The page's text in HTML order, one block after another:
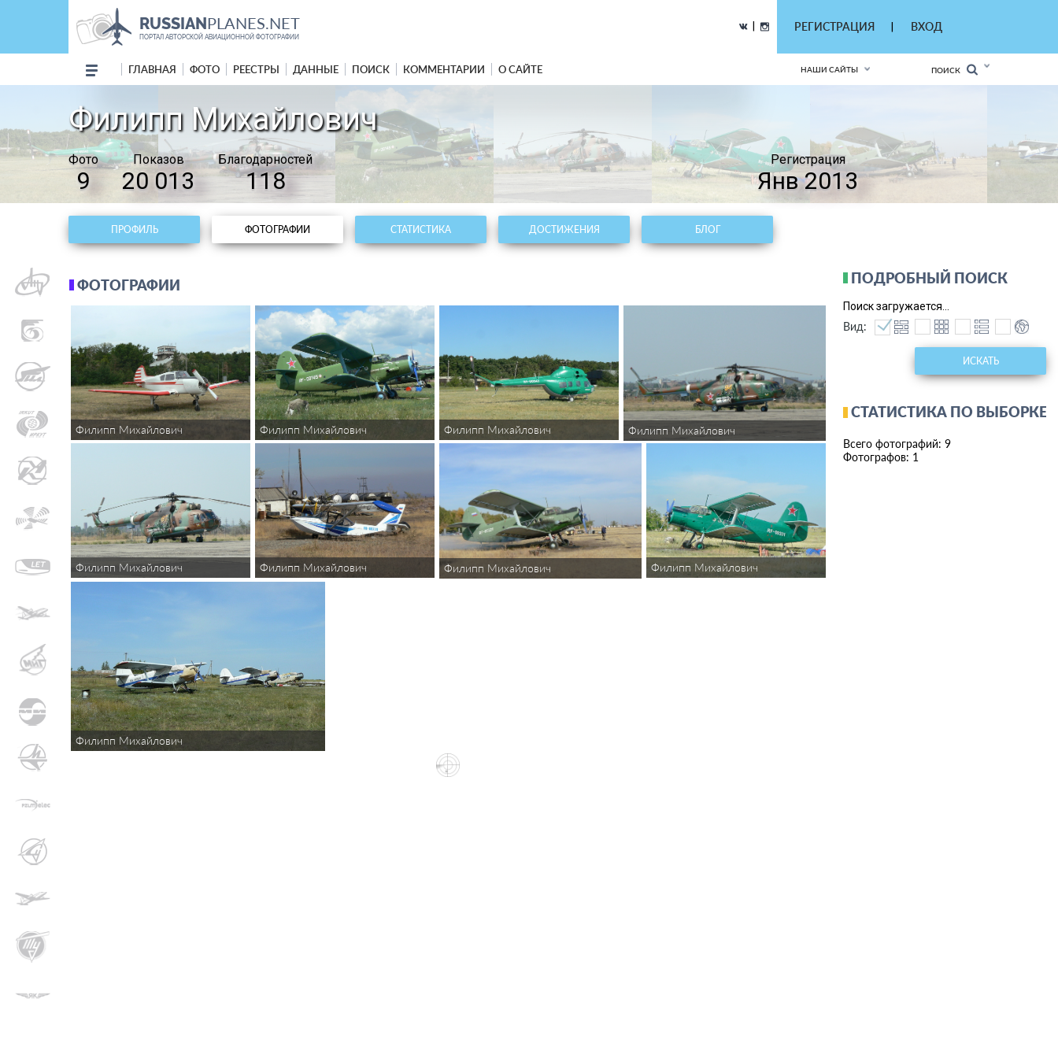
RUSSIANPLANES.NET
ПОРТАЛ АВТОРСКОЙ АВИАЦИОННОЙ ФОТОГРАФИИ
РЕГИСТРАЦИЯ ВХОД
ГЛАВНАЯ ФОТО РЕЕСТРЫ ДАННЫЕ ПОИСК КОММЕНТАРИИ О САЙТЕ НАШИ САЙТЫ ПОИСК
Филипп Михайлович
Фото
9
Показов
20 013
Благодарностей
118
Регистрация
Янв 2013
ПРОФИЛЬ ФОТОГРАФИИ СТАТИСТИКА ДОСТИЖЕНИЯ БЛОГ
ФОТОГРАФИИ
Филипп Михайлович Филипп Михайлович Филипп Михайлович Филипп Михайлович
Филипп Михайлович Филипп Михайлович Филипп Михайлович Филипп Михайлович
Филипп Михайлович
ПОДРОБНЫЙ ПОИСК
Поиск загружается...
Вид:
ИСКАТЬ
СТАТИСТИКА ПО ВЫБОРКЕ
Всего фотографий: 9
Фотографов: 1